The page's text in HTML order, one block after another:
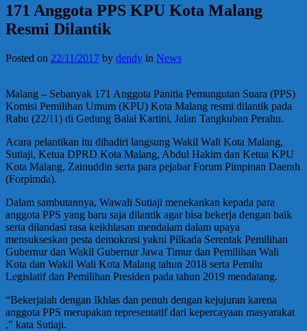
171 Anggota PPS KPU Kota Malang
Resmi Dilantik
Posted on 22/11/2017 by dendy in News
Malang – Sebanyak 171 Anggota Panitia Pemungutan Suara (PPS)
Komisi Pemilihan Umum (KPU) Kota Malang resmi dilantik pada
Rabu (22/11) di Gedung Balai Kartini, Jalan Tangkuban Perahu.
Acara pelantikan itu dihadiri langsung Wakil Wali Kota Malang,
Sutiaji, Ketua DPRD Kota Malang, Abdul Hakim dan Ketua KPU
Kota Malang, Zainuddin serta para pejabar Forum Pimpinan Daerah
(Forpimda).
Dalam sambutannya, Wawali Sutiaji menekankan kepada para
anggota PPS yang baru saja dilantik agar bisa bekerja dengan baik
serta dilandasi rasa keikhlasan mendalam dalam upaya
mensukseskan pesta demokrasi yakni Pilkada Serentak Pemilihan
Gubernur dan Wakil Gubernur Jawa Timur dan Pemilihan Wali
Kota dan Wakil Wali Kota Malang tahun 2018 serta Pemilu
Legislatif dan Pemilihan Presiden pada tahun 2019 mendatang.
“Bekerjalah dengan Ikhlas dan penuh dengan kejujuran karena
anggota PPS merupakan representatif dari kepercayaan masyarakat
,” kata Sutiaji.